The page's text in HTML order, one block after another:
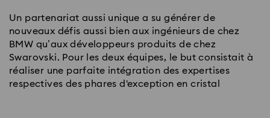
Un partenariat aussi unique a su générer de
nouveaux défis aussi bien aux ingénieurs de chez
BMW qu’aux développeurs produits de chez
Swarovski. Pour les deux équipes, le but consistait à
réaliser une parfaite intégration des expertises
respectives des phares d'exception en cristal